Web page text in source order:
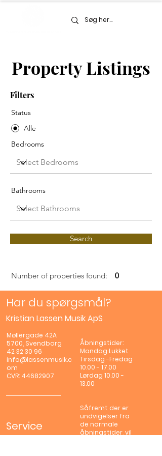
Property Listings
Filters
Status
Alle
Bedrooms
Bathrooms
Search
Number of properties found: 0
Har du spørgsmål?
Kristian Lassen Musik ApS
Møllergade 42A
5700, Svendborg
42 32 30 96
info@lassenmusik.c
om
CVR: 44682907
Service
Åbningstider:
Mandag Lukket
Tirsdag -Fredag
10.00 - 17.00
Lørdag 10.00 -
13.00
Såfremt der er
undvigelser fra
de normale
åbningstider, vil